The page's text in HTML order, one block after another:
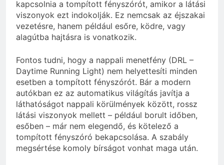
kapcsolnia a tompított fényszórót, amikor a látási
viszonyok ezt indokolják. Ez nemcsak az éjszakai
vezetésre, hanem például esőre, ködre, vagy
alagútba hajtásra is vonatkozik.
Fontos tudni, hogy a nappali menetfény (DRL –
Daytime Running Light) nem helyettesíti minden
esetben a tompított fényszórót. Bár a modern
autókban ez az automatikus világítás javítja a
láthatóságot nappali körülmények között, rossz
látási viszonyok mellett – például borult időben,
esőben – már nem elegendő, és kötelező a
tompított fényszóró bekapcsolása. A szabály
megsértése komoly bírságot vonhat maga után.